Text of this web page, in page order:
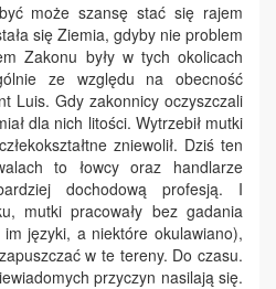
może szansę stać się rajem
się Ziemia, gdyby nie problem
Zakonu były w tych okolicach
ze względu na obecność
Luis. Gdy zakonnicy oczyszczali
dla nich litości. Wytrzebił mutki
zniewolił. Dziś ten
to łowcy oraz handlarze
dochodową profesją. I
mutki pracowały bez gadania
języki, a niektóre okulawiano),
w te tereny. Do czasu.
przyczyn nasilają się.